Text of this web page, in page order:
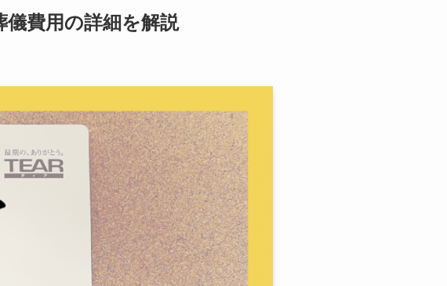
費用の詳細を解説